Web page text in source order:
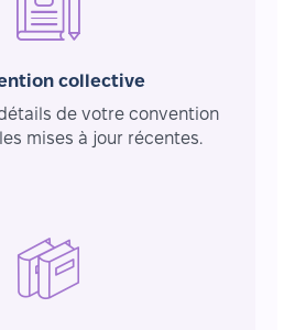
collective
de votre convention
mises à jour récentes.